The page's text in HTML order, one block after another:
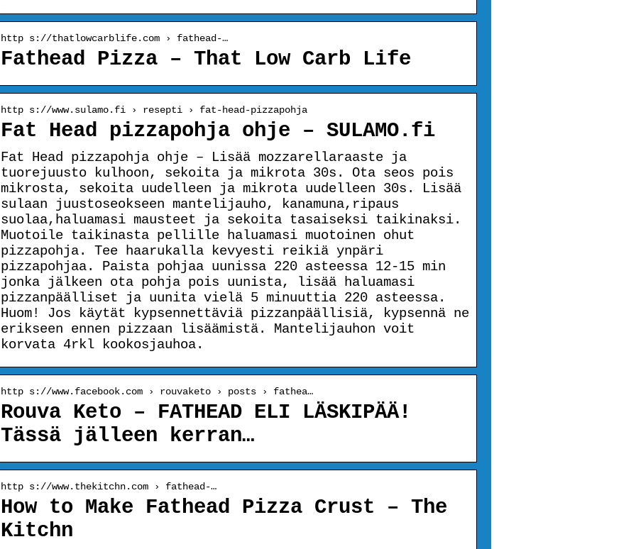
http s://thatlowcarblife.com › fathead-…
Fathead Pizza – That Low Carb Life
http s://www.sulamo.fi › resepti › fat-head-pizzapohja
Fat Head pizzapohja ohje – SULAMO.fi
Fat Head pizzapohja ohje – Lisää mozzarellaraaste ja
tuorejuusto kulhoon, sekoita ja mikrota 30s. Ota seos pois
mikrosta, sekoita uudelleen ja mikrota uudelleen 30s. Lisää
sulaan juustoseokseen mantelijauho, kanamuna,ripaus
suolaa,haluamasi mausteet ja sekoita tasaiseksi taikinaksi.
Muotoile taikinasta pellille haluamasi muotoinen ohut
pizzapohja. Tee haarukalla kevyesti reikiä ynpäri
pizzapohjaa. Paista pohjaa uunissa 220 asteessa 12-15 min
jonka jälkeen ota pohja pois uunista, lisää haluamasi
pizzanpäälliset ja uunita vielä 5 minuuttia 220 asteessa.
Huom! Jos käytät kypsennettäviä pizzanpäällisiä, kypsennä ne
erikseen ennen pizzaan lisäämistä. Mantelijauhon voit
korvata 4rkl kookosjauhoa.
http s://www.facebook.com › rouvaketo › posts › fathea…
Rouva Keto – FATHEAD ELI LÄSKIPÄÄ!
Tässä jälleen kerran…
http s://www.thekitchn.com › fathead-…
How to Make Fathead Pizza Crust – The
Kitchn